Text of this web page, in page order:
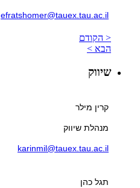
efratshomer@tauex.tau.ac.il
< הקודם
הבא >
שיווק
קרין מילר
מנהלת שיווק
karinmil@tauex.tau.ac.il
תגל כהן